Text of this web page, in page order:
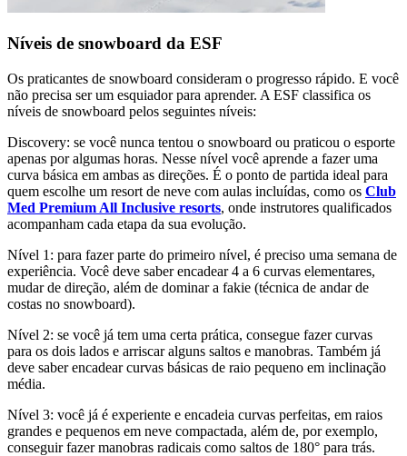
Níveis de snowboard da ESF
Os praticantes de snowboard consideram o progresso rápido. E você
não precisa ser um esquiador para aprender. A ESF classifica os
níveis de snowboard pelos seguintes níveis:
Discovery: se você nunca tentou o snowboard ou praticou o esporte
apenas por algumas horas. Nesse nível você aprende a fazer uma
curva básica em ambas as direções. É o ponto de partida ideal para
quem escolhe um resort de neve com aulas incluídas, como os Club
Med Premium All Inclusive resorts, onde instrutores qualificados
acompanham cada etapa da sua evolução.
Nível 1: para fazer parte do primeiro nível, é preciso uma semana de
experiência. Você deve saber encadear 4 a 6 curvas elementares,
mudar de direção, além de dominar a fakie (técnica de andar de
costas no snowboard).
Nível 2: se você já tem uma certa prática, consegue fazer curvas
para os dois lados e arriscar alguns saltos e manobras. Também já
deve saber encadear curvas básicas de raio pequeno em inclinação
média.
Nível 3: você já é experiente e encadeia curvas perfeitas, em raios
grandes e pequenos em neve compactada, além de, por exemplo,
conseguir fazer manobras radicais como saltos de 180° para trás.